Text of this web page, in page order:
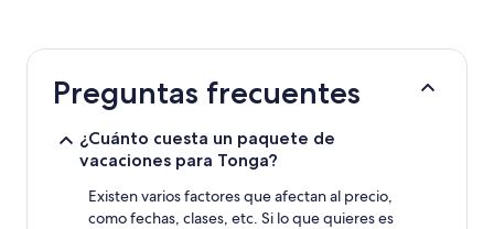
últimas
estancia
2 adultos.
Preguntas frecuentes
¿Cuánto cuesta un paquete de
vacaciones para Tonga?
Existen varios factores que afectan al precio,
como fechas, clases, etc. Si lo que quieres es